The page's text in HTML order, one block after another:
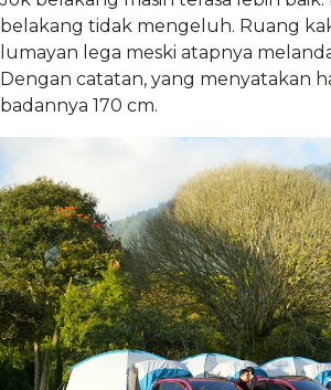
belakang tidak mengeluh. Ruang
lumayan lega meski atapnya
Dengan catatan, yang menyatakan
badannya 170 cm.